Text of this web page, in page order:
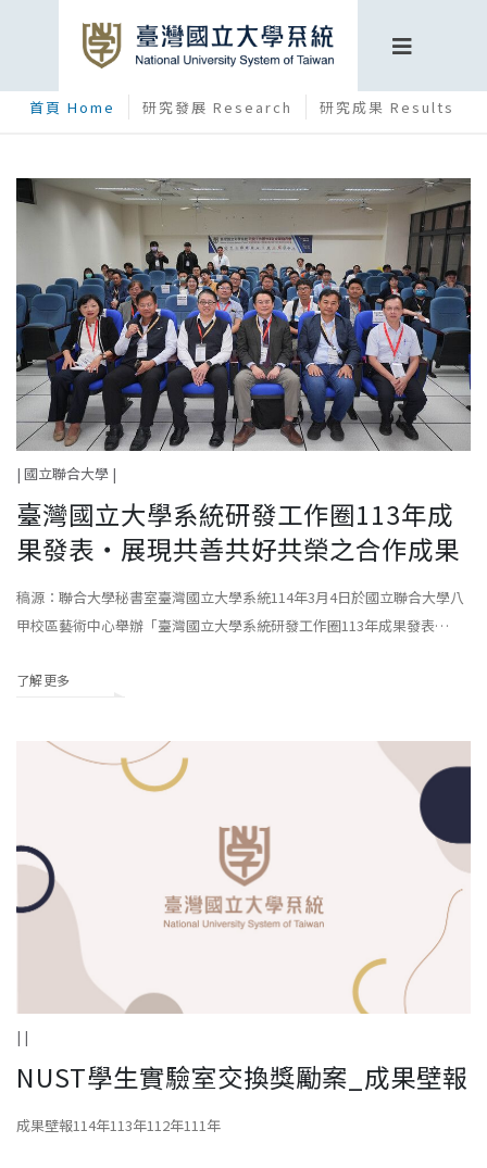
首頁 Home 研究發展 Research 研究成果 Results
| 國立聯合大學 |
臺灣國立大學系統研發工作圈113年成
果發表‧展現共善共好共榮之合作成果
稿源：聯合大學秘書室臺灣國立大學系統114年3月4日於國立聯合大學八
甲校區藝術中心舉辦「臺灣國立大學系統研發工作圈113年成果發表
創
了解更多
| |
NUST學生實驗室交換獎勵案_成果壁報
成果壁報114年113年112年111年